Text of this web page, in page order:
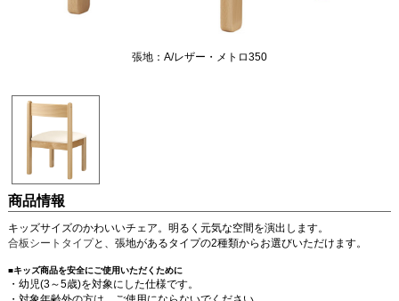
張地：A/レザー・メトロ350
商品情報
キッズサイズのかわいいチェア。明るく元気な空間を演出します。
合板シートタイプと、張地があるタイプの2種類からお選びいただけます。
■キッズ商品を安全にご使用いただくために
・幼児(3～5歳)を対象にした仕様です。